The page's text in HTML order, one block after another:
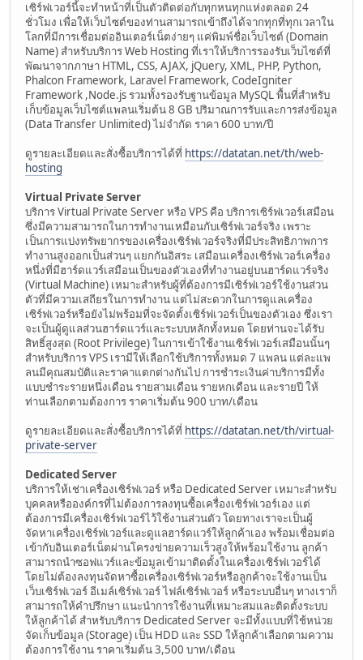
เซิร์ฟเวอร์นี้จะทำหน้าที่เป็นตัวติดต่อกับทุกหนทุกแห่งตลอด 24
ชั่วโมง เพื่อให้เว็บไซต์ของท่านสามารถเข้าถึงได้จากทุกที่ทุกเวลาใน
โลกที่มีการเชื่อมต่ออินเตอร์เน็ตง่ายๆ แค่พิมพ์ชื่อเว็บไซต์ (Domain
Name) สำหรับบริการ Web Hosting ที่เราให้บริการรองรับเว็บไซต์ที่
พัฒนาจากภาษา HTML, CSS, AJAX, jQuery, XML, PHP, Python,
Phalcon Framework, Laravel Framework, CodeIgniter
Framework ,Node.js รวมทั้งรองรับฐานข้อมูล MySQL พื้นที่สำหรับ
เก็บข้อมูลเว็บไซต์แพลนเริ่มต้น 8 GB ปริมาณการรับและการส่งข้อมูล
(Data Transfer Unlimited) ไม่จำกัด ราคา 600 บาท/ปี
ดูรายละเอียดและสั่งซื้อบริการได้ที่ https://datatan.net/th/web-
hosting
Virtual Private Server
บริการ Virtual Private Server หรือ VPS คือ บริการเซิร์ฟเวอร์เสมือน
ซึ่งมีความสามารถในการทำงานเหมือนกับเซิร์ฟเวอร์จริง เพราะ
เป็นการแบ่งทรัพยากรของเครื่องเซิร์ฟเวอร์จริงที่มีประสิทธิภาพการ
ทำงานสูงออกเป็นส่วนๆ แยกกันอิสระ เสมือนเครื่องเซิร์ฟเวอร์เครื่อง
หนึ่งที่มีฮาร์ดแวร์เสมือนเป็นของตัวเองที่ทำงานอยู่บนฮาร์ดแวร์จริง
(Virtual Machine) เหมาะสำหรับผู้ที่ต้องการมีเซิร์ฟเวอร์ใช้งานส่วน
ตัวที่มีความเสถียรในการทำงาน แต่ไม่สะดวกในการดูแลเครื่อง
เซิร์ฟเวอร์หรือยังไม่พร้อมที่จะจัดตั้งเซิร์ฟเวอร์เป็นของตัวเอง ซึ่งเรา
จะเป็นผู้ดูแลส่วนฮาร์ดแวร์และระบบหลักทั้งหมด โดยท่านจะได้รับ
สิทธิ์สูงสุด (Root Privilege) ในการเข้าใช้งานเซิร์ฟเวอร์เสมือนนั้นๆ
สำหรับบริการ VPS เรามีให้เลือกใช้บริการทั้งหมด 7 แพลน แต่ละแพ
ลนมีคุณสมบัติและราคาแตกต่างกันไป การชำระเงินค่าบริการมีทั้ง
แบบชำระรายหนึ่งเดือน รายสามเดือน รายหกเดือน และรายปี ให้
ท่านเลือกตามต้องการ ราคาเริ่มต้น 900 บาท/เดือน
ดูรายละเอียดและสั่งซื้อบริการได้ที่ https://datatan.net/th/virtual-
private-server
Dedicated Server
บริการให้เช่าเครื่องเซิร์ฟเวอร์ หรือ Dedicated Server เหมาะสำหรับ
บุคคลหรือองค์กรที่ไม่ต้องการลงทุนซื้อเครื่องเซิร์ฟเวอร์เอง แต่
ต้องการมีเครื่องเซิร์ฟเวอร์ไว้ใช้งานส่วนตัว โดยทางเราจะเป็นผู้
จัดหาเครื่องเซิร์ฟเวอร์และดูแลฮาร์ดแวร์ให้ลูกค้าเอง พร้อมเชื่อมต่อ
เข้ากับอินเตอร์เน็ตผ่านโครงข่ายความเร็วสูงให้พร้อมใช้งาน ลูกค้า
สามารถนำซอฟแวร์และข้อมูลเข้ามาติดตั้งในเครื่องเซิร์ฟเวอร์ได้
โดยไม่ต้องลงทุนจัดหาซื้อเครื่องเซิร์ฟเวอร์หรือลูกค้าจะใช้งานเป็น
เว็บเซิร์ฟเวอร์ อีเมล์เซิร์ฟเวอร์ ไฟล์เซิร์ฟเวอร์ หรือระบบอื่นๆ ทางเราก็
สามารถให้คำปรึกษา แนะนำการใช้งานที่เหมาะสมและติดตั้งระบบ
ให้ลูกค้าได้ สำหรับบริการ Dedicated Server จะมีทั้งแบบที่ใช้หน่วย
จัดเก็บข้อมูล (Storage) เป็น HDD และ SSD ให้ลูกค้าเลือกตามความ
ต้องการใช้งาน ราคาเริ่มต้น 3,500 บาท/เดือน